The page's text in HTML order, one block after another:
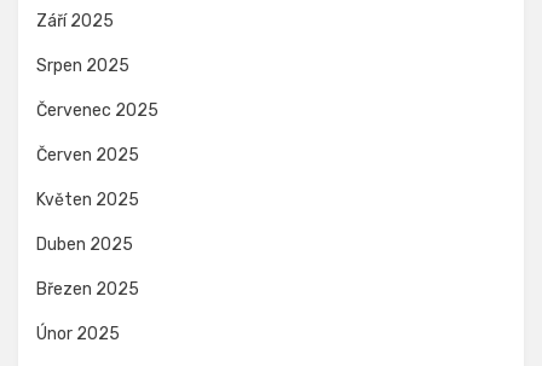
Září 2025
Srpen 2025
Červenec 2025
Červen 2025
Květen 2025
Duben 2025
Březen 2025
Únor 2025